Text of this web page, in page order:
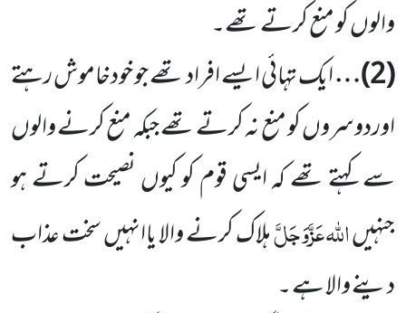
والوں کو منع کرتے تھے۔
(
2
)…ایک تہائی ایسے افراد تھے جو خودخاموش رہتے
اوردوسروں کو منع نہ کرتے تھے جبکہ منع کرنے والوں
سے کہتے تھے کہ ایسی قوم کو کیوں نصیحت کرتے ہو
جنہیںاللہعَزَّوَجَلَّہلاک کرنے والا یاانہیں سخت عذاب
دینے والا ہے۔